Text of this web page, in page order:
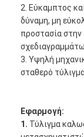
2. Εύκαμπτος
δύναμη, μη
προστασία
3. Υψηλή
σταθερό
Εφαρμογή:
1. Τύλιγμα